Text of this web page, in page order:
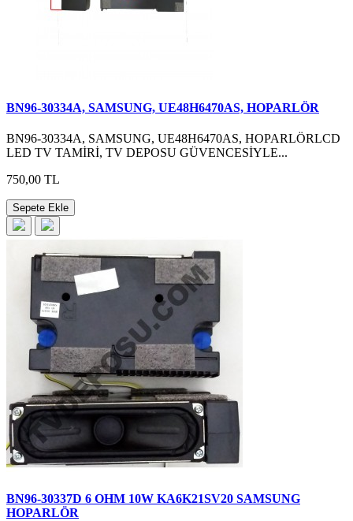
BN96-30334A, SAMSUNG, UE48H6470AS, HOPARLÖR
BN96-30334A, SAMSUNG, UE48H6470AS, HOPARLÖRLCD
LED TV TAMİRİ, TV DEPOSU GÜVENCESİYLE...
750,00 TL
Sepete Ekle
BN96-30337D 6 OHM 10W KA6K21SV20 SAMSUNG
HOPARLÖR